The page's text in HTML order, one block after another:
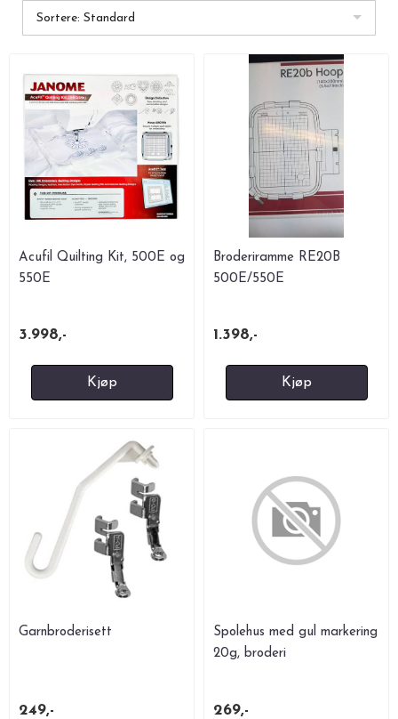
Sortere: Standard
Acufil Quilting Kit, 500E og
550E
3.998,-
Kjøp
Broderiramme RE20B
500E/550E
1.398,-
Kjøp
Garnbroderisett
249,-
Spolehus med gul markering
20g, broderi
269,-